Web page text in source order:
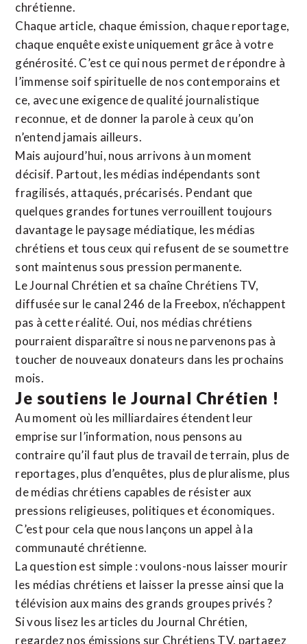
chrétienne.
Chaque article, chaque émission, chaque reportage,
chaque enquête existe uniquement grâce à votre
générosité. C’est ce qui nous permet de répondre à
l’immense soif spirituelle de nos contemporains et
ce, avec une exigence de qualité journalistique
reconnue, et de donner la parole à ceux qu’on
n’entend jamais ailleurs.
Mais aujourd’hui, nous arrivons à un moment
décisif. Partout, les médias indépendants sont
fragilisés, attaqués, précarisés. Pendant que
quelques grandes fortunes verrouillent toujours
davantage le paysage médiatique, les médias
chrétiens et tous ceux qui refusent de se soumettre
sont maintenus sous pression permanente.
Le Journal Chrétien et sa chaîne Chrétiens TV,
diffusée sur le canal 246 de la Freebox, n’échappent
pas à cette réalité. Oui, nos médias chrétiens
pourraient disparaître si nous ne parvenons pas à
toucher de nouveaux donateurs dans les prochains
mois.
Je soutiens le Journal Chrétien !
Au moment où les milliardaires étendent leur
emprise sur l’information, nous pensons au
contraire qu’il faut plus de travail de terrain, plus de
reportages, plus d’enquêtes, plus de pluralisme, plus
de médias chrétiens capables de résister aux
pressions religieuses, politiques et économiques.
C’est pour cela que nous lançons un appel à la
communauté chrétienne.
La question est simple : voulons-nous laisser mourir
les médias chrétiens et laisser la presse ainsi que la
télévision aux mains des grands groupes privés ?
Si vous lisez les articles du Journal Chrétien,
regardez nos émissions sur Chrétiens TV, partagez